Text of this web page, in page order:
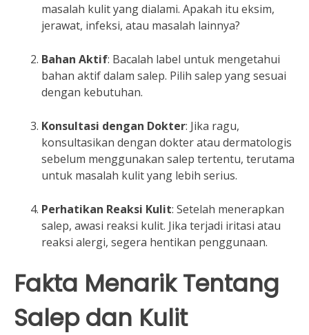
masalah kulit yang dialami. Apakah itu eksim,
jerawat, infeksi, atau masalah lainnya?
Bahan Aktif: Bacalah label untuk mengetahui
bahan aktif dalam salep. Pilih salep yang sesuai
dengan kebutuhan.
Konsultasi dengan Dokter: Jika ragu,
konsultasikan dengan dokter atau dermatologis
sebelum menggunakan salep tertentu, terutama
untuk masalah kulit yang lebih serius.
Perhatikan Reaksi Kulit: Setelah menerapkan
salep, awasi reaksi kulit. Jika terjadi iritasi atau
reaksi alergi, segera hentikan penggunaan.
Fakta Menarik Tentang
Salep dan Kulit